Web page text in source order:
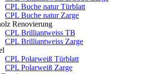
CPL Buche natur Türblatt
CPL Buche natur Zarge
Renovierung
CPL Brilliantweiss TB
CPL Brilliantweiss Zarge
CPL Polarweiß Türblatt
CPL Polarweiß Zarge